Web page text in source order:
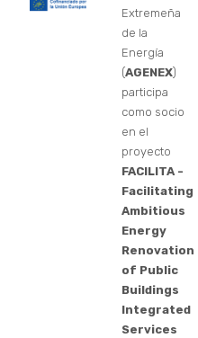
Extremeña
de la
Energía
(AGENEX)
participa
como socio
en el
proyecto
FACILITA -
Facilitating
Ambitious
Energy
Renovation
of Public
Buildings
Integrated
Services